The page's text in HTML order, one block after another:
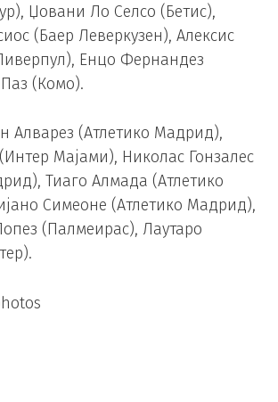
Џовани Ло Селсо (Бетис),
(Баер Леверкузен), Алексис
Енцо Фернандез
(Комо).
Алварез (Атлетико Мадрид),
Мајами), Николас Гонзалес
Тиаго Алмада (Атлетико
Симеоне (Атлетико Мадрид),
(Палмеирас), Лаутаро